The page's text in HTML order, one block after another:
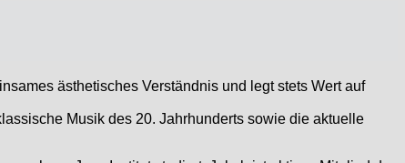
ästhetisches Verständnis und legt stets Wert auf
Musik des 20. Jahrhunderts sowie die aktuelle